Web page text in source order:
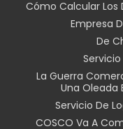
Cómo Calcular
Empresa
De
La Guerra
Una Oleada
Servicio De
COSCO Va A